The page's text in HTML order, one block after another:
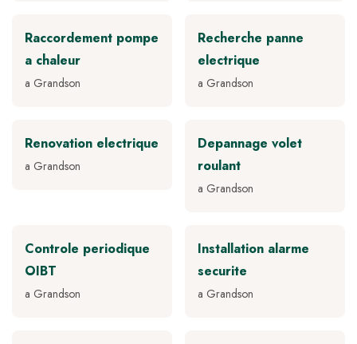
Raccordement pompe
a chaleur
a Grandson
Recherche panne
electrique
a Grandson
Renovation electrique
a Grandson
Depannage volet
roulant
a Grandson
Controle periodique
OIBT
a Grandson
Installation alarme
securite
a Grandson